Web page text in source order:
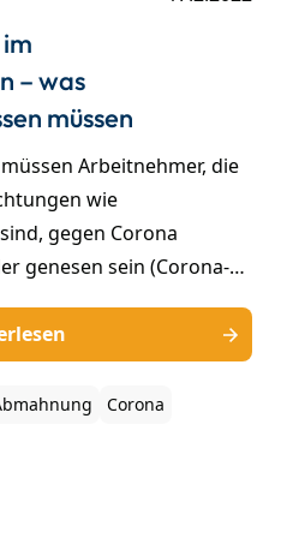
– was
müssen
Arbeitnehmer, die
wie
gegen Corona
genesen sein (Corona-
medizinischer Bereiche
diesem Zeitpunkt
Verlust des
Corona